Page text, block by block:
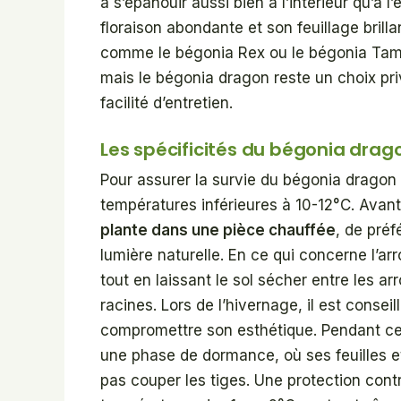
floraison abondante et son feuillage
comme le bégonia Rex ou le bégonia
mais le bégonia dragon reste un choix
facilité d’entretien.
Les spécificités du bégonia
Pour assurer la survie du bégonia
températures inférieures à 10-12°C.
plante dans une pièce chauffée, de
lumière naturelle. En ce qui concerne
tout en laissant le sol sécher entre les
racines. Lors de l’hivernage, il est
compromettre son esthétique. Pendant
une phase de dormance, où ses feuilles
pas couper les tiges. Une protection